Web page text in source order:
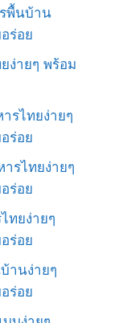
พื้นบ้าน
ร่อย
ง่ายๆ พร้อม
รไทยง่ายๆ
ร่อย
รไทยง่ายๆ
ร่อย
ทยง่ายๆ
ร่อย
านง่ายๆ
ร่อย